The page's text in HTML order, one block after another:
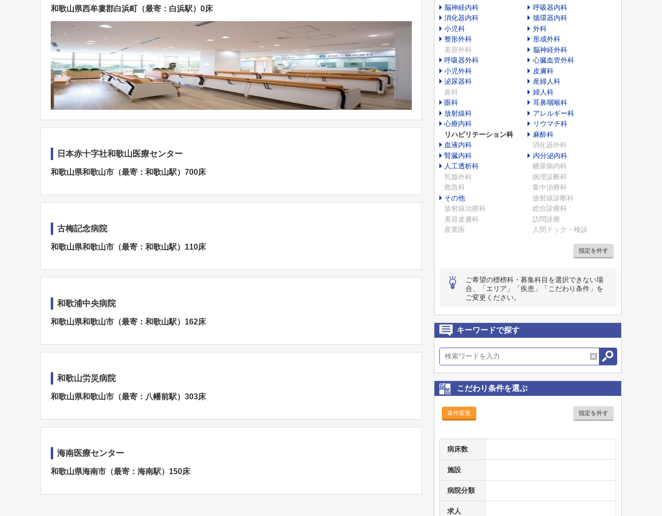
和歌山県西牟婁郡白浜町（最寄：白浜駅）0床
日本赤十字社和歌山医療センター
和歌山県和歌山市（最寄：和歌山駅）700床
古梅記念病院
和歌山県和歌山市（最寄：和歌山駅）110床
和歌浦中央病院
和歌山県和歌山市（最寄：和歌山駅）162床
和歌山労災病院
和歌山県和歌山市（最寄：八幡前駅）303床
海南医療センター
和歌山県海南市（最寄：海南駅）150床
脳神経内科
呼吸器内科
消化器内科
循環器内科
小児科
外科
整形外科
形成外科
美容外科
脳神経外科
呼吸器外科
心臓血管外科
小児外科
皮膚科
泌尿器科
産婦人科
産科
婦人科
眼科
耳鼻咽喉科
放射線科
アレルギー科
心療内科
リウマチ科
リハビリテーション科
麻酔科
血液内科
消化器外科
腎臓内科
内分泌内科
人工透析科
糖尿病内科
乳腺外科
病理診断科
救急科
集中治療科
その他
放射線診断科
放射線治療科
総合診療科
美容皮膚科
訪問診療
産業医
人間ドック・検診
指定を外す
ご希望の標榜科・募集科目を選択できない場
合、「エリア」「疾患」「こだわり条件」を
ご変更ください。
キーワードで探す
こだわり条件を選ぶ
条件変更 指定を外す
病床数
施設
病院分類
求人